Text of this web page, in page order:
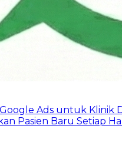
Ads untuk Klinik
Pasien Baru Setiap